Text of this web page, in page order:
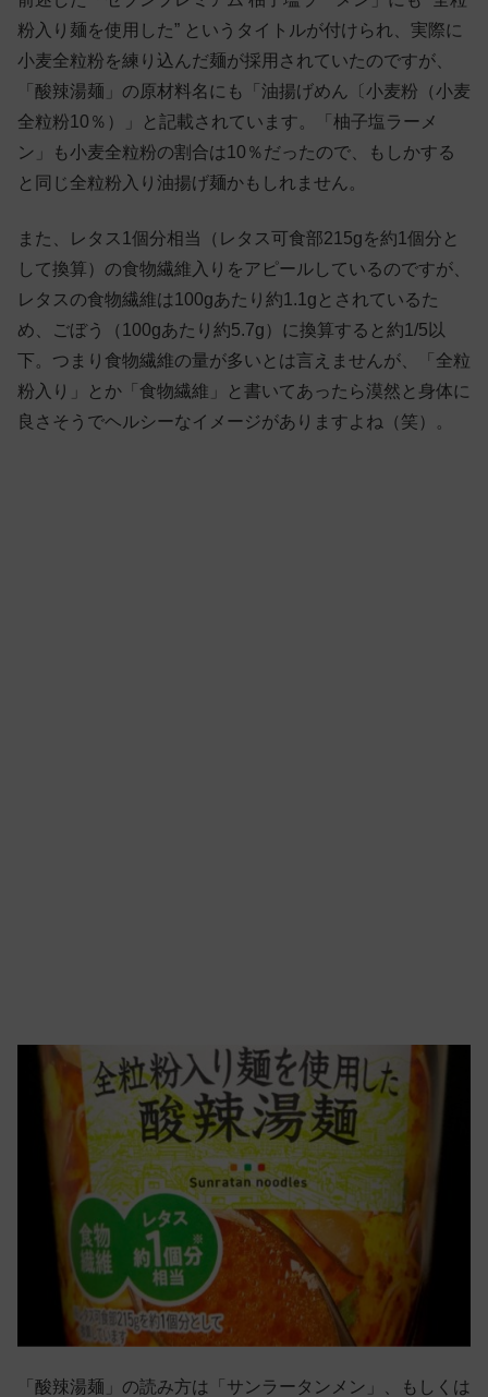
粉入り麺を使用した” というタイトルが付けられ、実際に
小麦全粒粉を練り込んだ麺が採用されていたのですが、
「酸辣湯麺」の原材料名にも「油揚げめん〔小麦粉（小麦
全粒粉10％）」と記載されています。「柚子塩ラーメ
ン」も小麦全粒粉の割合は10％だったので、もしかする
と同じ全粒粉入り油揚げ麺かもしれません。
また、レタス1個分相当（レタス可食部215gを約1個分と
して換算）の食物繊維入りをアピールしているのですが、
レタスの食物繊維は100gあたり約1.1gとされているた
め、ごぼう（100gあたり約5.7g）に換算すると約1/5以
下。つまり食物繊維の量が多いとは言えませんが、「全粒
粉入り」とか「食物繊維」と書いてあったら漠然と身体に
良さそうでヘルシーなイメージがありますよね（笑）。
「酸辣湯麺」の読み方は「サンラータンメン」、もしくは